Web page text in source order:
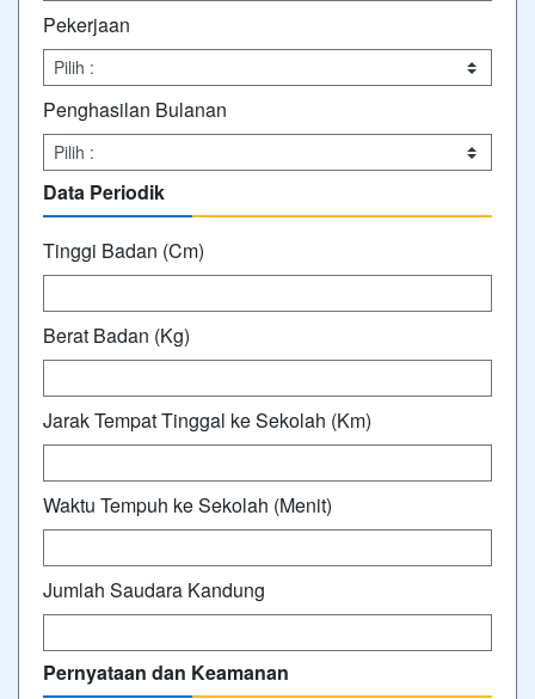
Pekerjaan
Penghasilan Bulanan
Data Periodik
Tinggi Badan (Cm)
Berat Badan (Kg)
Jarak Tempat Tinggal ke Sekolah (Km)
Waktu Tempuh ke Sekolah (Menit)
Jumlah Saudara Kandung
Pernyataan dan Keamanan